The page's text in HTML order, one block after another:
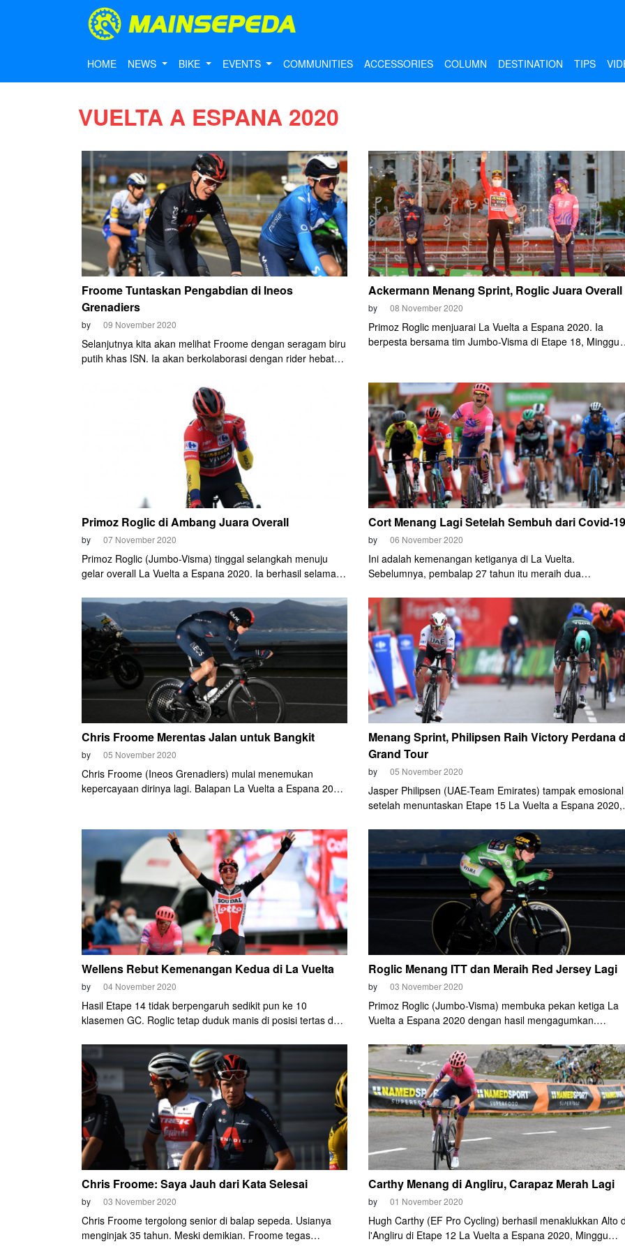
HOME NEWS BIKE EVENTS COMMUNITIES ACCESSORIES COLUMN DESTINATION TIPS
VUELTA A ESPANA 2020
Froome Tuntaskan Pengabdian di Ineos
Grenadiers
by 09 November 2020
Selanjutnya kita akan melihat Froome dengan seragam biru
putih khas ISN. Ia akan berkolaborasi dengan rider hebat
Alessandro De Marchi dan Daryl Impey.
Ackermann Menang Sprint, Roglic Juara Overall
by 08 November 2020
Primoz Roglic menjuarai La Vuelta a Espana 2020. Ia
berpesta bersama tim Jumbo-Visma di Etape 18, Minggu
menang sprint di Madrid.
Primoz Roglic di Ambang Juara Overall
by 07 November 2020
Primoz Roglic (Jumbo-Visma) tinggal selangkah menuju
gelar overall La Vuelta a Espana 2020. Ia berhasil selamat
Grenadiers) di Etape 17, Sabtu (7/11).
Cort Menang Lagi Setelah Sembuh dari Covid-19
by 06 November 2020
Ini adalah kemenangan ketiganya di La Vuelta.
Sebelumnya, pembalap 27 tahun itu meraih dua
Chris Froome Merentas Jalan untuk Bangkit
by 05 November 2020
Chris Froome (Ineos Grenadiers) mulai menemukan
kepercayaan dirinya lagi. Balapan La Vuelta a Espana 2020
Menang Sprint, Philipsen Raih Victory Perdana
Grand Tour
by 05 November 2020
Jasper Philipsen (UAE-Team Emirates) tampak emosional
setelah menuntaskan Etape 15 La Vuelta a Espana 2020,
satu per satu staf tim dan pembalap UAE-Team Emirates.
Philipsen pantas happy. Sebab ini adalah kemenangan
pertamanya di Grand Tour.
Wellens Rebut Kemenangan Kedua di La Vuelta
by 04 November 2020
Hasil Etape 14 tidak berpengaruh sedikit pun ke 10
klasemen GC. Roglic tetap duduk manis di posisi tertas dan
Roglic Menang ITT dan Meraih Red Jersey Lagi
by 03 November 2020
Primoz Roglic (Jumbo-Visma) membuka pekan ketiga La
Vuelta a Espana 2020 dengan hasil mengagumkan.
Selasa (3/11) malam. Victory ini membawa Roglic ke
puncak general classification (GC) dan merebut jersey
merah lagi.
Chris Froome: Saya Jauh dari Kata Selesai
by 03 November 2020
Chris Froome tergolong senior di balap sepeda. Usianya
menginjak 35 tahun. Meski demikian. Froome tegas
Carthy Menang di Angliru, Carapaz Merah Lagi
by 01 November 2020
Hugh Carthy (EF Pro Cycling) berhasil menaklukkan Alto
l'Angliru di Etape 12 La Vuelta a Espana 2020, Minggu